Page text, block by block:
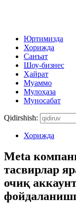
Юртимизда
Хорижда
Санъат
Шоу-бизнес
Ҳайрат
Муаммо
Мулоҳаза
Муносабат
Qidirshish:
Хорижда
Meta
тасвирлар
очиқ